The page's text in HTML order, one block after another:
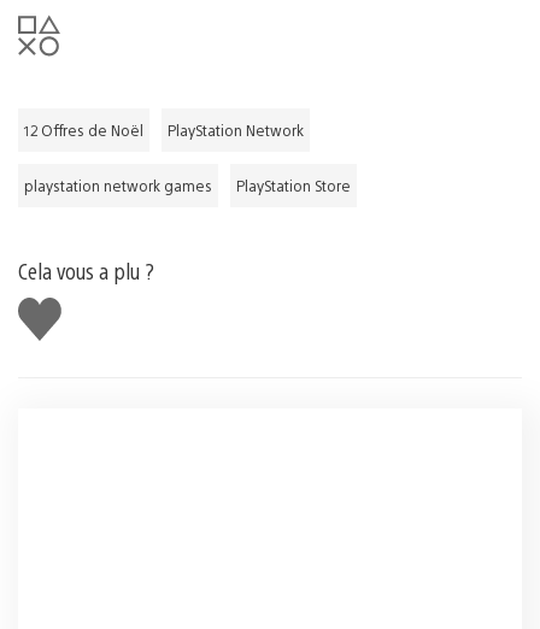
12 Offres de Noël PlayStation Network
playstation network games PlayStation Store
Cela vous a plu ?
J'aime